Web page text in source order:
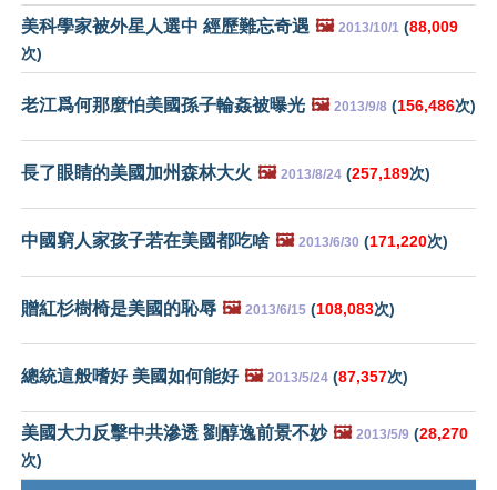
美科學家被外星人選中 經歷難忘奇遇 🖼️ 2013/10/1 (88,009
次)
老江爲何那麼怕美國孫子輪姦被曝光 🖼️ 2013/9/8 (156,486次)
長了眼睛的美國加州森林大火 🖼️ 2013/8/24 (257,189次)
中國窮人家孩子若在美國都吃啥 🖼️ 2013/6/30 (171,220次)
贈紅杉樹椅是美國的恥辱 🖼️ 2013/6/15 (108,083次)
總統這般嗜好 美國如何能好 🖼️ 2013/5/24 (87,357次)
美國大力反擊中共滲透 劉醇逸前景不妙 🖼️ 2013/5/9 (28,270
次)